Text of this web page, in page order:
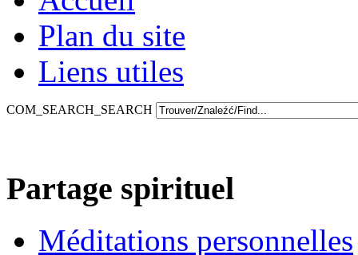
Plan du site
Liens utiles
COM_SEARCH_SEARCH
Partage spirituel
Méditations personnelles